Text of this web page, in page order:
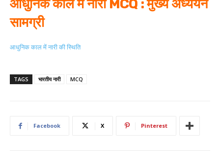
आधुनिक काल में नारी MCQ : मुख्य अध्ययन
सामग्री
आधुनिक काल में नारी की स्थिति
TAGS भारतीय नारी MCQ
Facebook X Pinterest